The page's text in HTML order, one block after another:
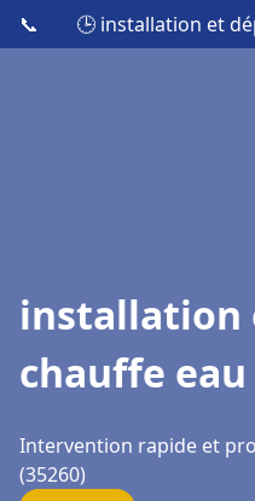
📞 🕒 installation et
installation
chauffe eau
Intervention rapide et
(35260)